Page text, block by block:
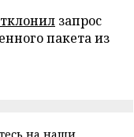
запрос
пакета из